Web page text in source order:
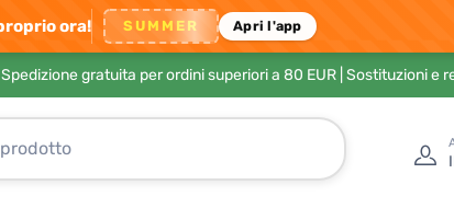
ora! SUMMER Apri l'app
Spedizione gratuita per ordini superiori a 80 EUR | Sostituzioni e